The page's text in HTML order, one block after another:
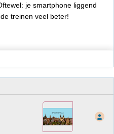
je smartphone liggend
treinen veel beter!